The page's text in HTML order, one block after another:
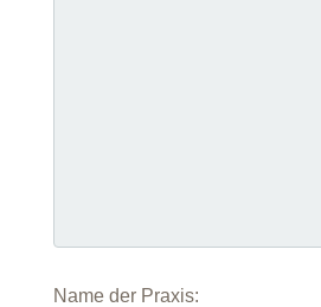
Name der Praxis: